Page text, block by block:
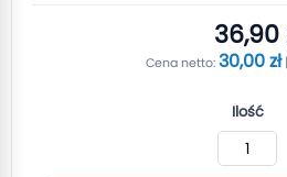
36,90
30,00 zł
Ilość